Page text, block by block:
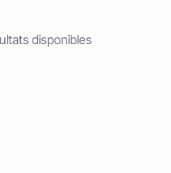
disponibles